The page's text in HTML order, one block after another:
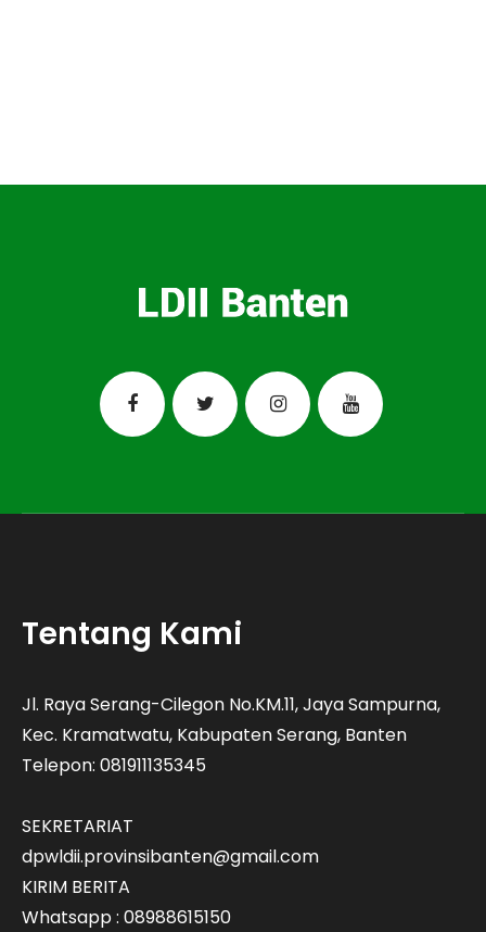
Tentang Kami
Jl. Raya Serang-Cilegon No.KM.11, Jaya Sampurna,
Kec. Kramatwatu, Kabupaten Serang, Banten
Telepon: 081911135345
SEKRETARIAT
dpwldii.provinsibanten@gmail.com
KIRIM BERITA
Whatsapp : 08988615150